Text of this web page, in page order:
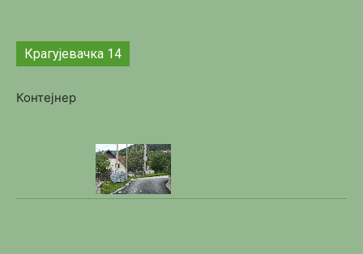
Крагујевачка 14
Контејнер